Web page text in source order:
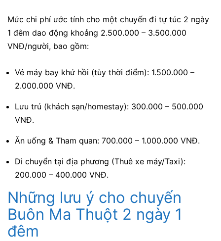
Mức chi phí ước tính cho một chuyến đi tự túc 2 ngày
1 đêm dao động khoảng 2.500.000 – 3.500.000
VNĐ/người, bao gồm:
Vé máy bay khứ hồi (tùy thời điểm): 1.500.000 –
2.000.000 VNĐ.
Lưu trú (khách sạn/homestay): 300.000 – 500.000
VNĐ.
Ăn uống & Tham quan: 700.000 – 1.000.000 VNĐ.
Di chuyển tại địa phương (Thuê xe máy/Taxi):
200.000 – 400.000 VNĐ.
Những lưu ý cho chuyến
Buôn Ma Thuột 2 ngày 1
đêm